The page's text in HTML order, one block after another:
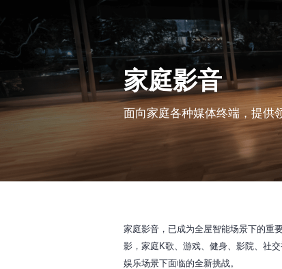
家庭影音
面向家庭各种媒体终端，提供
家庭影音，已成为全屋智能场景下的重
影，家庭K歌、游戏、健身、影院、社
娱乐场景下面临的全新挑战。